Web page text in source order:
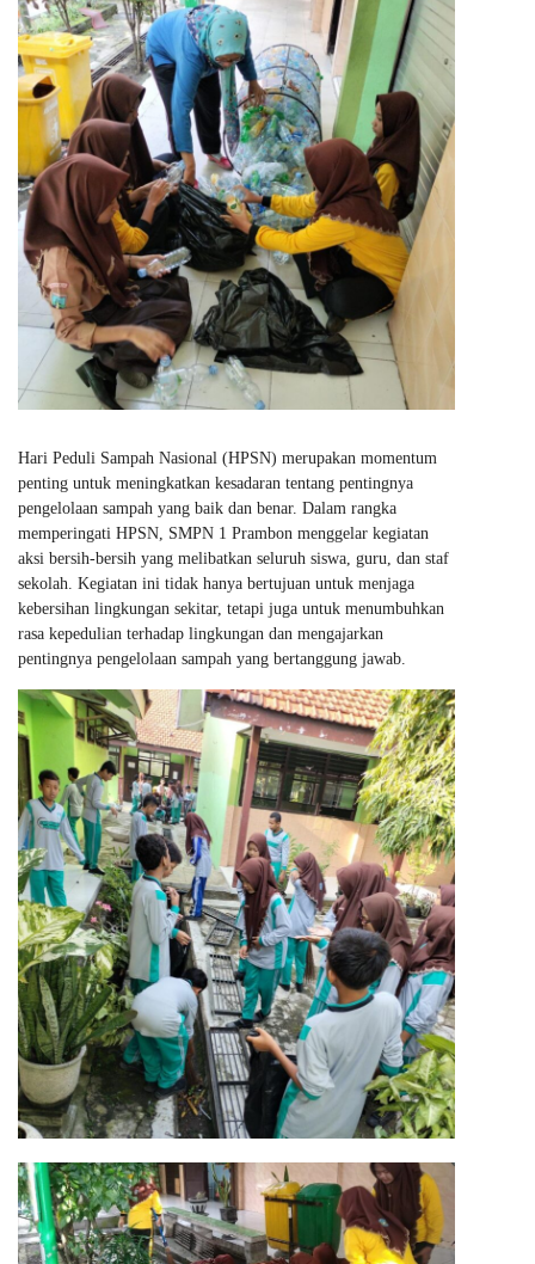
Hari Peduli Sampah Nasional (HPSN) merupakan momentum
penting untuk meningkatkan kesadaran tentang pentingnya
pengelolaan sampah yang baik dan benar. Dalam rangka
memperingati HPSN, SMPN 1 Prambon menggelar kegiatan
aksi bersih-bersih yang melibatkan seluruh siswa, guru, dan staf
sekolah. Kegiatan ini tidak hanya bertujuan untuk menjaga
kebersihan lingkungan sekitar, tetapi juga untuk menumbuhkan
rasa kepedulian terhadap lingkungan dan mengajarkan
pentingnya pengelolaan sampah yang bertanggung jawab.